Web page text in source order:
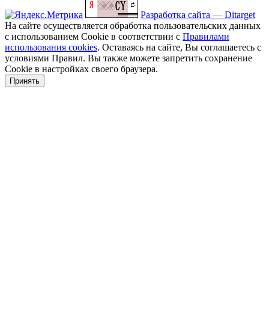
Разработка сайта — Ditarget
На сайте осуществляется обработка пользовательских данных
с использованием Cookie в соответствии с Правилами
использования cookies. Оставаясь на сайте, Вы соглашаетесь с
условиями Правил. Вы также можете запретить сохранение
Cookie в настройках своего браузера.
Принять